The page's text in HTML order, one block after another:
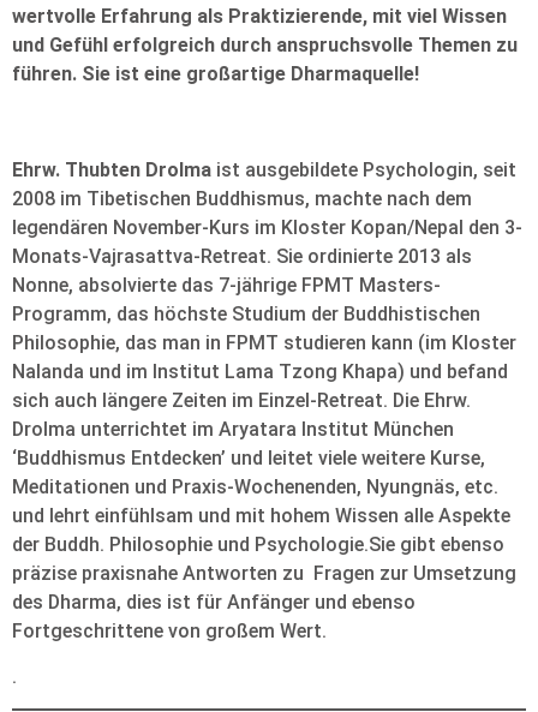
wertvolle Erfahrung als Praktizierende, mit viel Wissen
und Gefühl erfolgreich durch anspruchsvolle Themen zu
führen. Sie ist eine großartige Dharmaquelle!
Ehrw. Thubten Drolma ist ausgebildete Psychologin, seit
2008 im Tibetischen Buddhismus, machte nach dem
legendären November-Kurs im Kloster Kopan/Nepal den 3-
Monats-Vajrasattva-Retreat. Sie ordinierte 2013 als
Nonne, absolvierte das 7-jährige FPMT Masters-
Programm, das höchste Studium der Buddhistischen
Philosophie, das man in FPMT studieren kann (im Kloster
Nalanda und im Institut Lama Tzong Khapa) und befand
sich auch längere Zeiten im Einzel-Retreat. Die Ehrw.
Drolma unterrichtet im Aryatara Institut München
‘Buddhismus Entdecken’ und leitet viele weitere Kurse,
Meditationen und Praxis-Wochenenden, Nyungnäs, etc.
und lehrt einfühlsam und mit hohem Wissen alle Aspekte
der Buddh. Philosophie und Psychologie.Sie gibt ebenso
präzise praxisnahe Antworten zu Fragen zur Umsetzung
des Dharma, dies ist für Anfänger und ebenso
Fortgeschrittene von großem Wert.
.